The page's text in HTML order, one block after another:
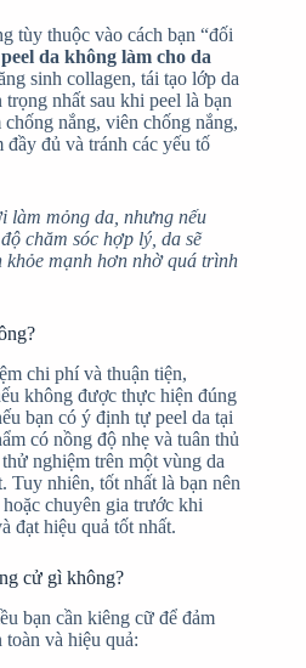
tùy thuộc vào cách bạn “đối
da không làm cho da
sinh collagen, tái tạo lớp da
nhất sau khi peel là bạn
nắng, viên chống nắng,
đủ và tránh các yếu tố
làm mỏng da, nhưng nếu
chăm sóc hợp lý, da sẽ
mạnh hơn nhờ quá trình
chi phí và thuận tiện,
không được thực hiện đúng
bạn có ý định tự peel da tại
có nồng độ nhẹ và tuân thủ
nghiệm trên một vùng da
Tuy nhiên, tốt nhất là bạn nên
chuyên gia trước khi
đạt hiệu quả tốt nhất.
cử gì không?
bạn cần kiêng cữ để đảm
toàn và hiệu quả: